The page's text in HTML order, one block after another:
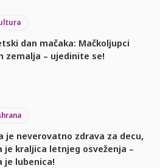
dan mačaka: Mačkoljupci
zemalja – ujedinite se!
je neverovatno zdrava za decu,
je kraljica letnjeg osveženja –
je lubenica!